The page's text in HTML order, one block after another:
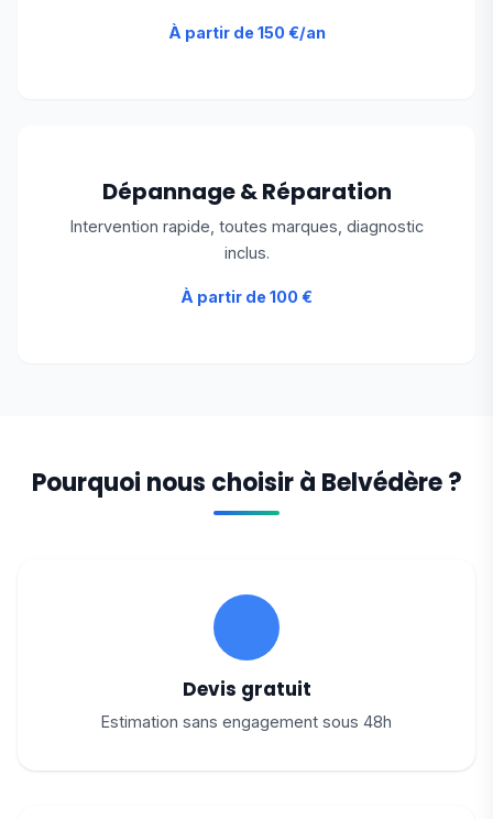
À partir de 150 €/an
Dépannage & Réparation
Intervention rapide, toutes marques, diagnostic
inclus.
À partir de 100 €
Pourquoi nous choisir à Belvédère ?
Devis gratuit
Estimation sans engagement sous 48h